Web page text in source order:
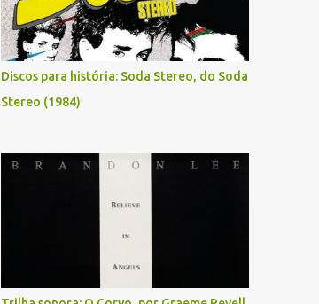
Discos para história: Soda Stereo, do Soda
Stereo (1984)